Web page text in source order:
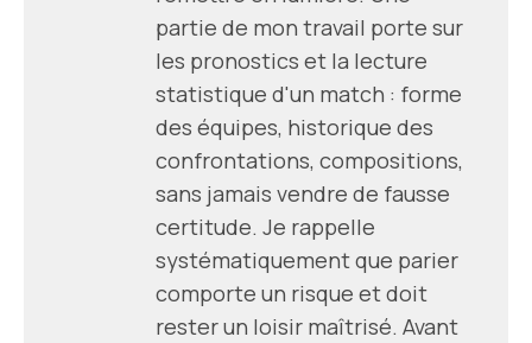
partie de mon travail porte sur
les pronostics et la lecture
statistique d'un match : forme
des équipes, historique des
confrontations, compositions,
sans jamais vendre de fausse
certitude. Je rappelle
systématiquement que parier
comporte un risque et doit
rester un loisir maîtrisé. Avant